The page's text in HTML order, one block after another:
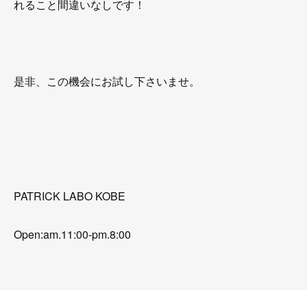
れること間違いなしです！
是非、この機会にお試し下さいませ。
PATRICK LABO KOBE
Open:am.11:00-pm.8:00